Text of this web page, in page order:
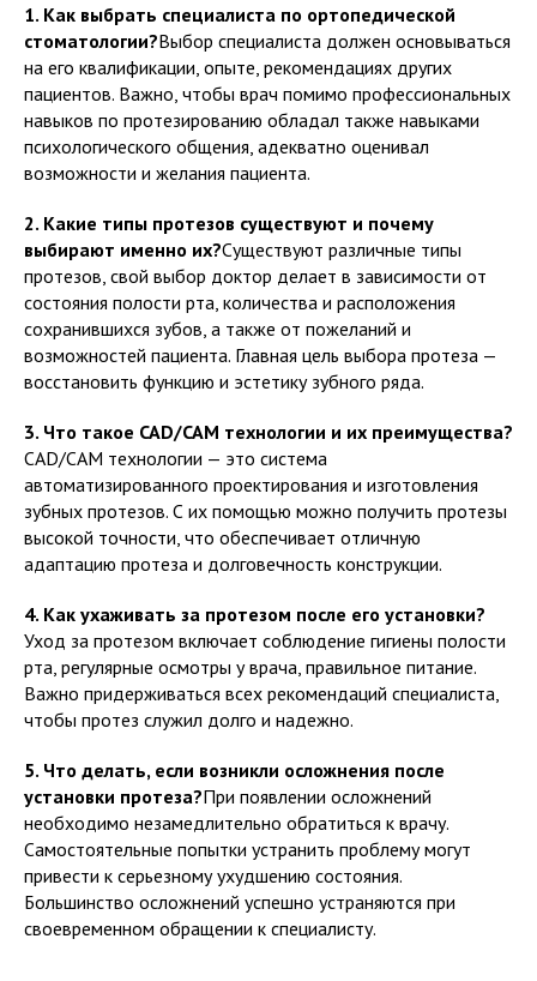
1. Как выбрать специалиста по ортопедической
стоматологии?Выбор специалиста должен основываться
на его квалификации, опыте, рекомендациях других
пациентов. Важно, чтобы врач помимо профессиональных
навыков по протезированию обладал также навыками
психологического общения, адекватно оценивал
возможности и желания пациента.
2. Какие типы протезов существуют и почему
выбирают именно их?Существуют различные типы
протезов, свой выбор доктор делает в зависимости от
состояния полости рта, количества и расположения
сохранившихся зубов, а также от пожеланий и
возможностей пациента. Главная цель выбора протеза —
восстановить функцию и эстетику зубного ряда.
3. Что такое CAD/CAM технологии и их преимущества?
CAD/CAM технологии — это система
автоматизированного проектирования и изготовления
зубных протезов. С их помощью можно получить протезы
высокой точности, что обеспечивает отличную
адаптацию протеза и долговечность конструкции.
4. Как ухаживать за протезом после его установки?
Уход за протезом включает соблюдение гигиены полости
рта, регулярные осмотры у врача, правильное питание.
Важно придерживаться всех рекомендаций специалиста,
чтобы протез служил долго и надежно.
5. Что делать, если возникли осложнения после
установки протеза?При появлении осложнений
необходимо незамедлительно обратиться к врачу.
Самостоятельные попытки устранить проблему могут
привести к серьезному ухудшению состояния.
Большинство осложнений успешно устраняются при
своевременном обращении к специалисту.